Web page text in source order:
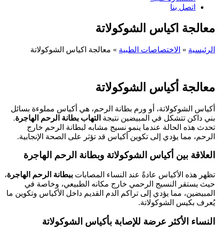
اتصل بنا
معالجة اكياس الشوكولاتة
الرئيسية » الاختصاصات الطبية » معالجة اكياس الشوكولاتة
معالجة أكياس الشوكولاتة
أكياس الشوكولاتة، أو ورم بطانة الرحم، هي أكياس مملوءة بسائل
بني داكن تتشكل في المبيضين نتيجة التهاب بطانة الرحم الهاجرة.
تحدث هذه الحالة عندما ينمو نسيج مشابه لبطانة الرحم خارج
الرحم، مما يؤدي إلى تكوين أكياس قد تؤثر على الصحة الإنجابية.
العلاقة بين أكياس الشوكولاتة وبطانة الرحم الهاجرة
تظهر هذه الأكياس عادةً عند النساء المصابات ببطانة الرحم الهاجرة،
حيث يستقر النسيج الرحمي خارج مكانه الطبيعي، وخاصة في
المبيضين، مما يؤدي إلى تراكم الدم القديم داخل الأكياس وتكوين ما
يُعرف بكيس الشوكولاتة.
النساء الأكثر عرضة للإصابة بأكياس الشوكولاتة